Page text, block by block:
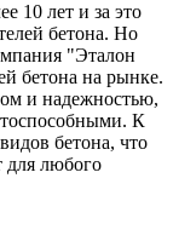
10 лет и за это
бетона. Но
"Эталон
бетона на рынке.
и надежностью,
К
бетона, что
для любого